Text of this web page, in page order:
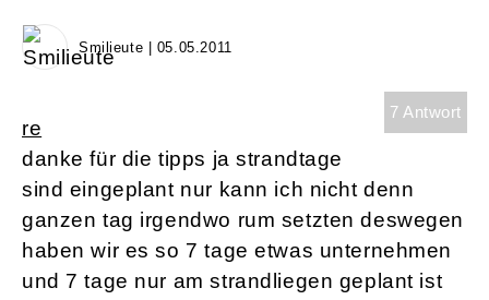
Smilieute | 05.05.2011
7 Antwort
re
danke für die tipps ja strandtage
sind eingeplant nur kann ich nicht denn
ganzen tag irgendwo rum setzten deswegen
haben wir es so 7 tage etwas unternehmen
und 7 tage nur am strandliegen geplant ist